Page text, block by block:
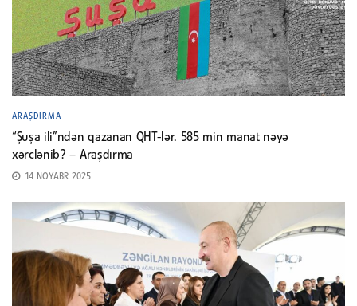
ARAŞDIRMA
“Şuşa ili”ndən qazanan QHT-lər. 585 min manat nəyə
xərclənib? – Araşdırma
14 NOYABR 2025